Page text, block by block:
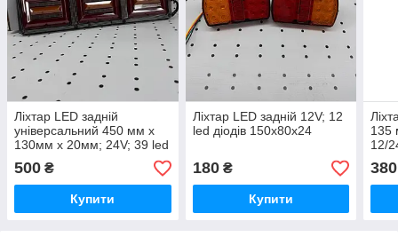
Ліхтар LED задній
універсальний 450 мм х
130мм х 20мм; 24V; 39 led
діодів
500 ₴
Купити
Ліхтар LED задній 12V; 12
led діодів 150х80х24
180₴
Купити
135
12/
380